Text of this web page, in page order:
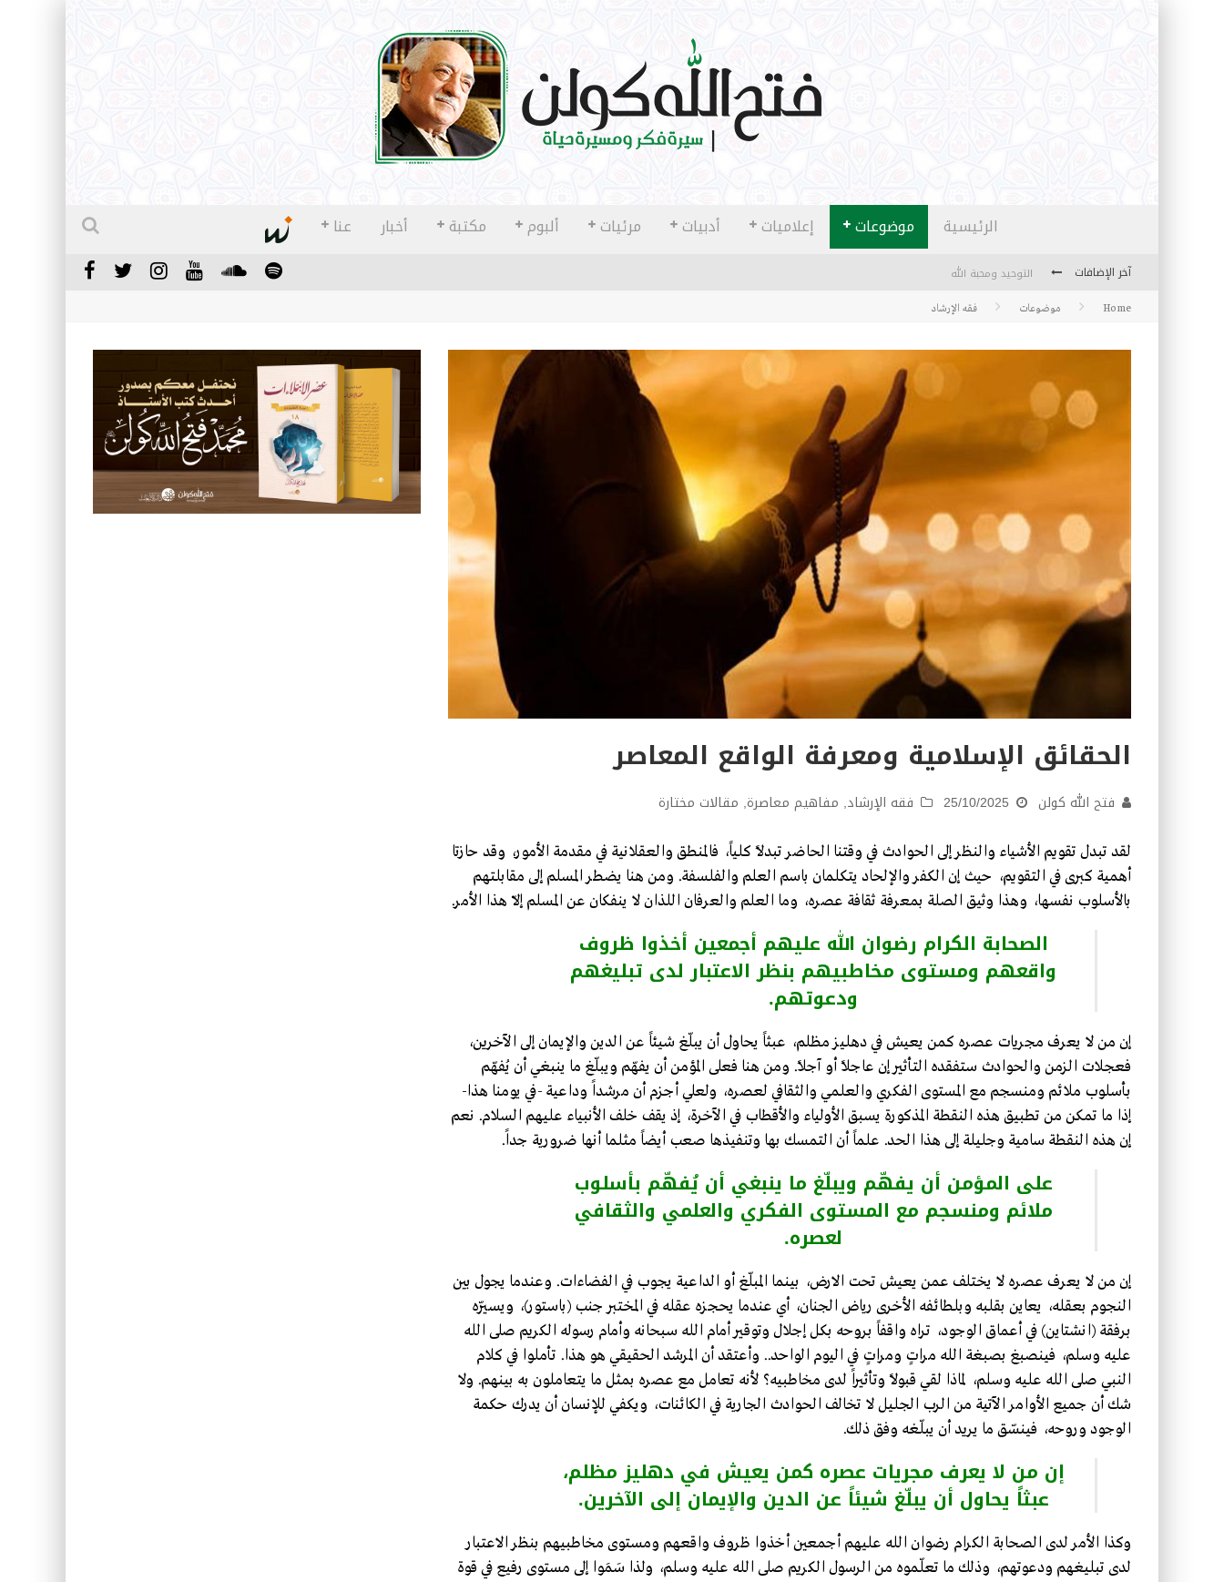
الرئيسية موضوعات إعلاميات أدبيات مرئيات ألبوم مكتبة أخبار عنا
آخر الإضافات
التوحيد ومحبة الله
منهج قراءة جديدة
كتاب معراج الروح الصلاة: 32-مراتب الطهارة في الصلاة
الشروق
كتاب طرق الإرشاد: 36- التضحية
Home موضوعات فقه الإرشاد
الحقائق الإسلامية ومعرفة الواقع المعاصر
فتح الله كولن 25/10/2025 فقه الإرشاد, مفاهيم معاصرة, مقالات مختارة
لقد تبدل تقويم الأشياء والنظر إلى الحوادث في وقتنا الحاضر تبدلاً كلياً، فالمنطق والعقلانية في مقدمة الأمور، وقد حازتا
أهمية كبرى في التقويم، حيث إن الكفر والإلحاد يتكلمان باسم العلم والفلسفة. ومن هنا يضطر المسلم إلى مقابلتهم
بالأسلوب نفسها، وهذا وثيق الصلة بمعرفة ثقافة عصره، وما العلم والعرفان اللذان لا ينفكان عن المسلم إلاّ هذا الأمر.
الصحابة الكرام رضوان الله عليهم أجمعين أخذوا ظروف
واقعهم ومستوى مخاطبيهم بنظر الاعتبار لدى تبليغهم
ودعوتهم.
إن من لا يعرف مجريات عصره كمن يعيش في دهليز مظلم، عبثاً يحاول أن يبلّغ شيئاً عن الدين والإيمان إلى الآخرين،
فعجلات الزمن والحوادث ستفقده التأثير إن عاجلاً أو آجلاً. ومن هنا فعلى المؤمن أن يفهّم ويبلّغ ما ينبغي أن يُفهّم
بأسلوب ملائم ومنسجم مع المستوى الفكري والعلمي والثقافي لعصره، ولعلي أجزم أن مرشداً وداعية -في يومنا هذا-
إذا ما تمكن من تطبيق هذه النقطة المذكورة يسبق الأولياء والأقطاب في الآخرة، إذ يقف خلف الأنبياء عليهم السلام. نعم
إن هذه النقطة سامية وجليلة إلى هذا الحد. علماً أن التمسك بها وتنفيذها صعب أيضاً مثلما أنها ضرورية جداً.
على المؤمن أن يفهّم ويبلّغ ما ينبغي أن يُفهّم بأسلوب
ملائم ومنسجم مع المستوى الفكري والعلمي والثقافي
لعصره.
إن من لا يعرف عصره لا يختلف عمن يعيش تحت الارض، بينما المبلّغ أو الداعية يجوب في الفضاءات. وعندما يجول بين
النجوم بعقله، يعاين بقلبه وبلطائفه الأخرى رياض الجنان، أي عندما يحجزه عقله في المختبر جنب (باستور)، ويسيّره
برفقة (انشتاين) في أعماق الوجود، تراه واقفاً بروحه بكل إجلال وتوقير أمام الله سبحانه وأمام رسوله الكريم صلى الله
عليه وسلم، فينصبغ بصبغة الله مراتٍ ومراتٍ في اليوم الواحد.. وأعتقد أن المرشد الحقيقي هو هذا. تأملوا في كلام
النبي صلى الله عليه وسلم، لماذا لقي قبولاً وتأثيراً لدى مخاطبيه؟ لأنه تعامل مع عصره بمثل ما يتعاملون به بينهم. ولا
شك أن جميع الأوامر الآتية من الرب الجليل لا تخالف الحوادث الجارية في الكائنات، ويكفي للإنسان أن يدرك حكمة
الوجود وروحه، فينسّق ما يريد أن يبلّغه وفق ذلك.
إن من لا يعرف مجريات عصره كمن يعيش في دهليز مظلم،
عبثاً يحاول أن يبلّغ شيئاً عن الدين والإيمان إلى الآخرين.
وكذا الأمر لدى الصحابة الكرام رضوان الله عليهم أجمعين أخذوا ظروف واقعهم ومستوى مخاطبيهم بنظر الاعتبار
لدى تبليغهم ودعوتهم، وذلك ما تعلّموه من الرسول الكريم صلى الله عليه وسلم، ولذا سَمَوا إلى مستوى رفيع في قوة